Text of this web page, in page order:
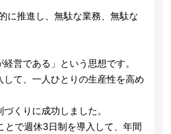
に推進し、無駄な業務、無駄な
営である」という思想です。
て、一人ひとりの生産性を高め
くりに成功しました。
とで週休3日制を導入して、年間